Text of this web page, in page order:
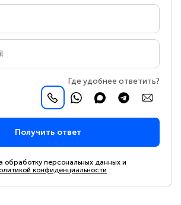
Где удобнее ответить?
Получить ответ
обработку персональных данных и
конфиденциальности